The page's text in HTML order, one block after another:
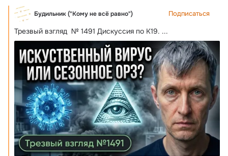
Будильник ("Кому не всё равно") Подписаться
Трезвый взгляд  № 1491 Дискуссия по К19. ...